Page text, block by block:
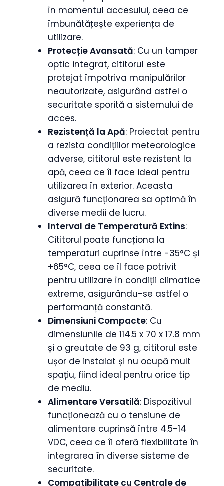
în momentul accesului, ceea ce
îmbunătățește experiența de
utilizare.
Protecție Avansată: Cu un tamper
optic integrat, cititorul este
protejat împotriva manipulărilor
neautorizate, asigurând astfel o
securitate sporită a sistemului de
acces.
Rezistență la Apă: Proiectat pentru
a rezista condițiilor meteorologice
adverse, cititorul este rezistent la
apă, ceea ce îl face ideal pentru
utilizarea în exterior. Aceasta
asigură funcționarea sa optimă în
diverse medii de lucru.
Interval de Temperatură Extins:
Cititorul poate funcționa la
temperaturi cuprinse între -35°C și
+65°C, ceea ce îl face potrivit
pentru utilizare în condiții climatice
extreme, asigurându-se astfel o
performanță constantă.
Dimensiuni Compacte: Cu
dimensiunile de 114.5 x 70 x 17.8 mm
și o greutate de 93 g, cititorul este
ușor de instalat și nu ocupă mult
spațiu, fiind ideal pentru orice tip
de mediu.
Alimentare Versatilă: Dispozitivul
funcționează cu o tensiune de
alimentare cuprinsă între 4.5-14
VDC, ceea ce îi oferă flexibilitate în
integrarea în diverse sisteme de
securitate.
Compatibilitate cu Centrale de